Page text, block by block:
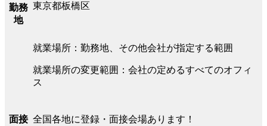
勤務
地
東京都板橋区
就業場所：勤務地、その他会社が指定する範囲
就業場所の変更範囲：会社の定めるすべてのオフィ
ス
面接 全国各地に登録・面接会場あります！